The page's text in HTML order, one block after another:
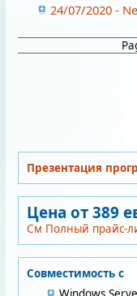
24/07/2020 -
Презентация
Цена от 389
См Полный прайс-
Совместимость с